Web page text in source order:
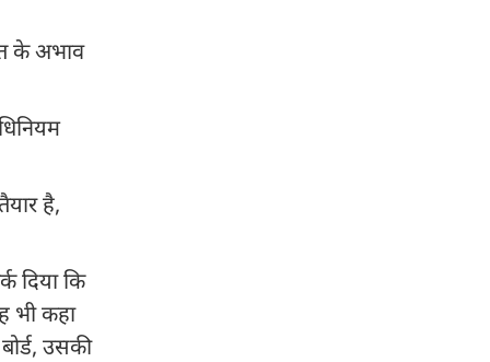
के अभाव
है,
दिया कि
भी कहा
उसकी